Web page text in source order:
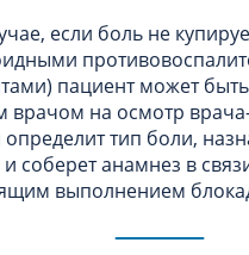
если боль не
пациент может
на осмотр
тип боли,
соберет анамнез в
выполнением